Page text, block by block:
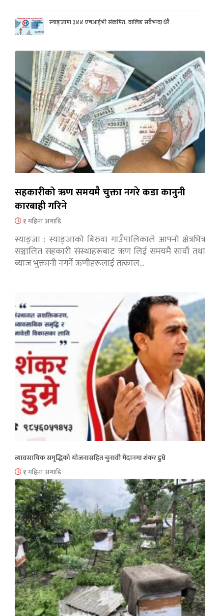
स्याङ्जामा ३४४ एचआईभी संक्रमित, वालिङ सबैभन्दा धेरै
सहकारीको ऋण समयमै चुक्ता नगरे कडा कानुनी
कारबाही गरिने
१ महिना अगाडि
स्याङ्जा : स्याङ्जाको बिरुवा गाउँपालिकाले आफ्नो क्षेत्रभित्र
सञ्चालित सहकारी संस्थाहरूबाट ऋण लिई समयमै सावाँ तथा
ब्याज भुक्तानी नगर्ने ऋणीहरूलाई तत्काल…
व्यावसायिक समृद्धिको योजनासहित चुनावी मैदानमा शंकर डुम्रे
१ महिना अगाडि